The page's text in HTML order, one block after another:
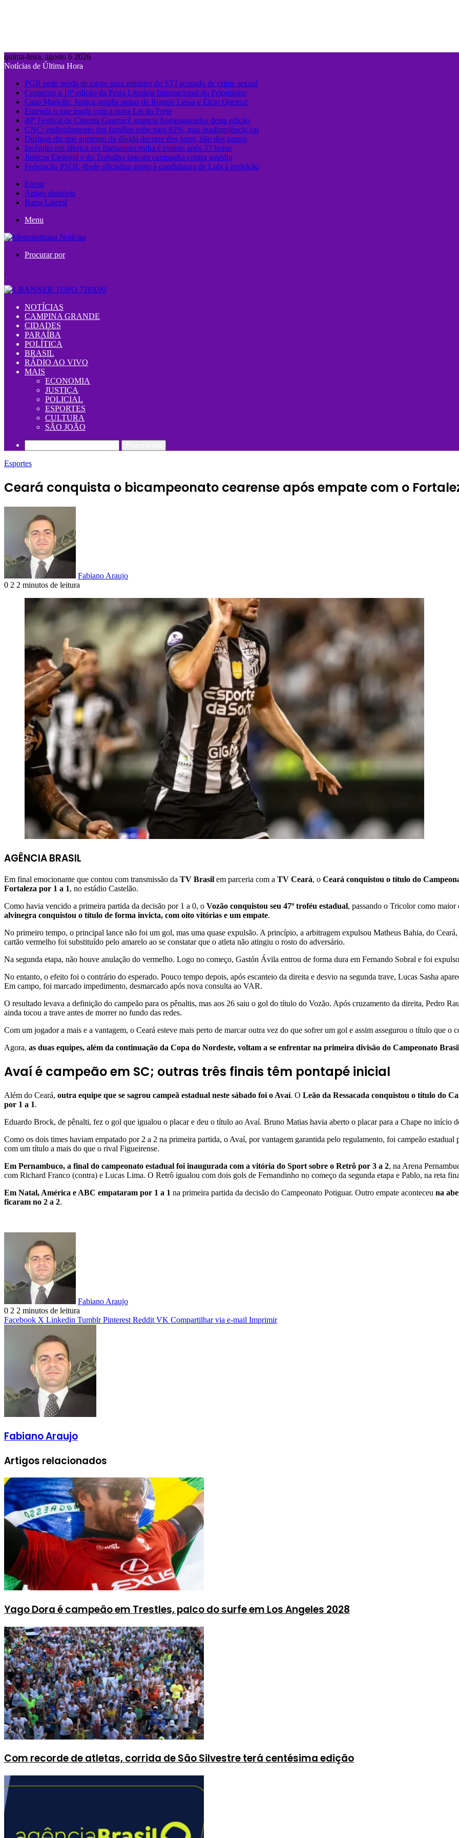
quinta-feira, agosto 6 2026
Notícias de Última Hora
PGR pede perda de cargo para ministro do STJ acusado de crime sexual
Começou a 10ª edição da Festa Literária Internacional do Pelourinho
Caso Marielle: Justiça amplia penas de Ronnie Lessa e Élcio Queiroz
Entenda o que muda com a nova Lei do Frete
49º Festival de Cinema Guarnicê anuncia homenageados desta edição
CNC: endividamento das famílias sobe para 82%, mas inadimplência cai
Durigan diz que aumento da dívida decorre dos juros, não dos gastos
Incêndio em fábrica em Itaquaquecetuba é extinto após 33 horas
Justiças Eleitoral e do Trabalho lançam campanha contra assédio
Federação PSOL-Rede oficializa apoio à candidatura de Lula à reeleição
Entrar
Artigo aleatório
Barra Lateral
Menu
Procurar por
.
NOTÍCIAS
CAMPINA GRANDE
CIDADES
PARAÍBA
POLÍTICA
BRASIL
RÁDIO AO VIVO
MAIS
ECONOMIA
JUSTIÇA
POLICIAL
ESPORTES
CULTURA
SÃO JOÃO
Esportes
Ceará conquista o bicampeonato cearense após empate com o
Fabiano Araujo
0 2 2 minutos de leitura
AGÊNCIA BRASIL
Em final emocionante que contou com transmissão da TV Brasil em parceria com a TV Ceará, o Ceará conquistou o título do
Fortaleza por 1 a 1, no estádio Castelão.
Como havia vencido a primeira partida da decisão por 1 a 0, o Vozão conquistou seu 47º troféu estadual, passando o Tricolor como
alvinegra conquistou o título de forma invicta, com oito vitórias e um empate.
No primeiro tempo, o principal lance não foi um gol, mas uma quase expulsão. A princípio, a arbitragem expulsou Matheus Bahia, do
cartão vermelho foi substituído pelo amarelo ao se constatar que o atleta não atingiu o rosto do adversário.
Na segunda etapa, não houve anulação do vermelho. Logo no começo, Gastón Ávila entrou de forma dura em Fernando Sobral e foi
No entanto, o efeito foi o contrário do esperado. Pouco tempo depois, após escanteio da direita e desvio na segunda trave, Lucas Sasha
Em campo, foi marcado impedimento, desmarcado após nova consulta ao VAR.
O resultado levava a definição do campeão para os pênaltis, mas aos 26 saiu o gol do título do Vozão. Após cruzamento da direita, Pedro
ainda tocou a trave antes de morrer no fundo das redes.
Com um jogador a mais e a vantagem, o Ceará esteve mais perto de marcar outra vez do que sofrer um gol e assim assegurou o título que o
Agora, as duas equipes, além da continuação da Copa do Nordeste, voltam a se enfrentar na primeira divisão do Campeonato
Avaí é campeão em SC; outras três finais têm pontapé inicial
Além do Ceará, outra equipe que se sagrou campeã estadual neste sábado foi o Avaí. O Leão da Ressacada conquistou o título do
por 1 a 1.
Eduardo Brock, de pênalti, fez o gol que igualou o placar e deu o título ao Avaí. Bruno Matias havia aberto o placar para a Chape no início
Como os dois times haviam empatado por 2 a 2 na primeira partida, o Avaí, por vantagem garantida pelo regulamento, foi campeão
com um título a mais do que o rival Figueirense.
Em Pernambuco, a final do campeonato estadual foi inaugurada com a vitória do Sport sobre o Retrô por 3 a 2, na Arena
com Richard Franco (contra) e Lucas Lima. O Retrô igualou com dois gols de Fernandinho no começo da segunda etapa e Pablo, na reta
Em Natal, América e ABC empataram por 1 a 1 na primeira partida da decisão do Campeonato Potiguar. Outro empate aconteceu na
ficaram no 2 a 2.
Fabiano Araujo
0 2 2 minutos de leitura
Facebook X Linkedin Tumblr Pinterest Reddit VK Compartilhar via e-mail Imprimir
Fabiano Araujo
Artigos relacionados
Yago Dora é campeão em Trestles, palco do surfe em Los Angeles 2028
Com recorde de atletas, corrida de São Silvestre terá centésima edição